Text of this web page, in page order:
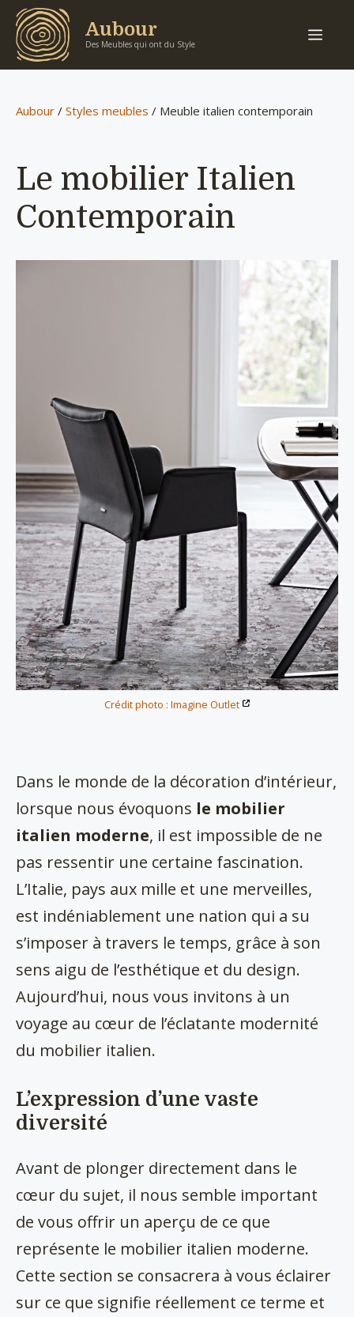
Aller
au
contenu
Aubour
Des Meubles qui ont du Style
Aubour / Styles meubles / Meuble italien contemporain
Le mobilier Italien
Contemporain
Crédit photo : Imagine Outlet
Dans le monde de la décoration d’intérieur,
lorsque nous évoquons le mobilier
italien moderne, il est impossible de ne
pas ressentir une certaine fascination.
L’Italie, pays aux mille et une merveilles,
est indéniablement une nation qui a su
s’imposer à travers le temps, grâce à son
sens aigu de l’esthétique et du design.
Aujourd’hui, nous vous invitons à un
voyage au cœur de l’éclatante modernité
du mobilier italien.
L’expression d’une vaste
diversité
Avant de plonger directement dans le
cœur du sujet, il nous semble important
de vous offrir un aperçu de ce que
représente le mobilier italien moderne.
Cette section se consacrera à vous éclairer
sur ce que signifie réellement ce terme et